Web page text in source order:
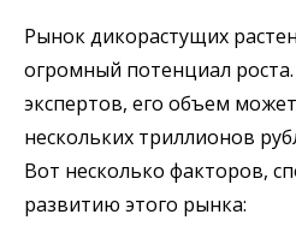
Рынок дикорастущих
огромный потенциал
экспертов, его объем
нескольких триллионов
Вот несколько факторов,
развитию этого рынка: